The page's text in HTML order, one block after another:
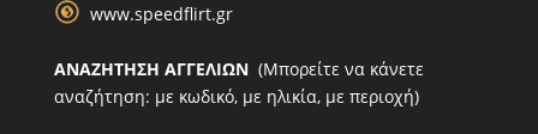
www.speedflirt.gr
ΑΝΑΖΗΤΗΣΗ ΑΓΓΕΛΙΩΝ(Μπορείτε να κάνετε
αναζήτηση: με κωδικό, με ηλικία, με περιοχή)